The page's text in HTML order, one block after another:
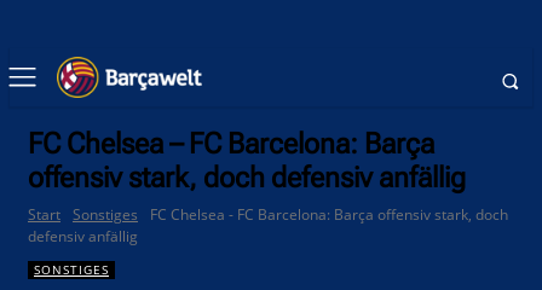
FC Chelsea – FC Barcelona: Barça
offensiv stark, doch defensiv anfällig
Start Sonstiges
FC Chelsea - FC Barcelona: Barça offensiv stark, doch
defensiv anfällig
SONSTIGES